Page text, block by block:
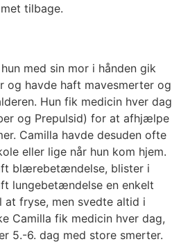
tilbage.
med sin mor i hånden gik
og havde haft mavesmerter og
Hun fik medicin hver dag
og Prepulsid) for at afhjælpe
Camilla havde desuden ofte
eller lige når hun kom hjem.
blærebetændelse, blister i
lungebetændelse en enkelt
at fryse, men svedte altid i
Camilla fik medicin hver dag,
5.-6. dag med store smerter.